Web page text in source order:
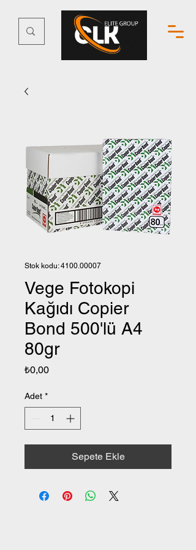
Stok kodu: 4100.00007
Vege Fotokopi
Kağıdı Copier
Bond 500'lü A4
80gr
₺0,00Fiyat
Adet *
Sepete Ekle